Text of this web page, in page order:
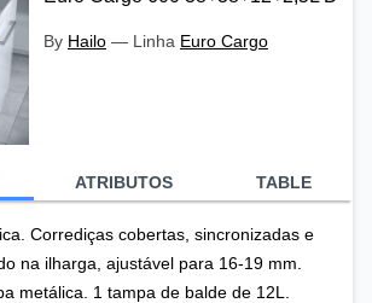
By Hailo — Linha Euro Cargo
ATRIBUTOS TABLE
Corrediças cobertas, sincronizadas e
na ilharga, ajustável para 16-19 mm.
metálica. 1 tampa de balde de 12L.